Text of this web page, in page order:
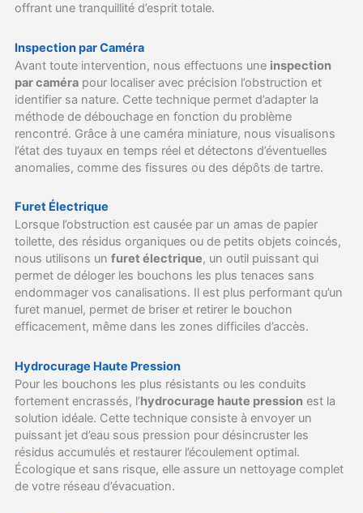
offrant une tranquillité d’esprit totale.
Inspection par Caméra
Avant toute intervention, nous effectuons une inspection
par caméra pour localiser avec précision l’obstruction et
identifier sa nature. Cette technique permet d’adapter la
méthode de débouchage en fonction du problème
rencontré. Grâce à une caméra miniature, nous visualisons
l’état des tuyaux en temps réel et détectons d’éventuelles
anomalies, comme des fissures ou des dépôts de tartre.
Furet Électrique
Lorsque l’obstruction est causée par un amas de papier
toilette, des résidus organiques ou de petits objets coincés,
nous utilisons un furet électrique, un outil puissant qui
permet de déloger les bouchons les plus tenaces sans
endommager vos canalisations. Il est plus performant qu’un
furet manuel, permet de briser et retirer le bouchon
efficacement, même dans les zones difficiles d’accès.
Hydrocurage Haute Pression
Pour les bouchons les plus résistants ou les conduits
fortement encrassés, l’hydrocurage haute pression est la
solution idéale. Cette technique consiste à envoyer un
puissant jet d’eau sous pression pour désincruster les
résidus accumulés et restaurer l’écoulement optimal.
Écologique et sans risque, elle assure un nettoyage complet
de votre réseau d’évacuation.